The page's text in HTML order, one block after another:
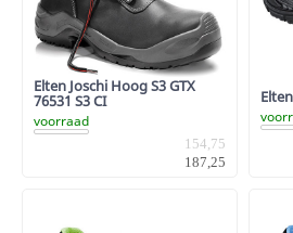
Elten Joschi Hoog S3 GTX
76531 S3 CI
voorraad
154,75
187,25